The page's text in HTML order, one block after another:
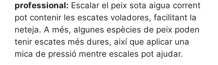
professional: Escalar el peix sota aigua corrent
pot contenir les escates voladores, facilitant la
neteja. A més, algunes espècies de peix poden
tenir escates més dures, així que aplicar una
mica de pressió mentre escales pot ajudar.